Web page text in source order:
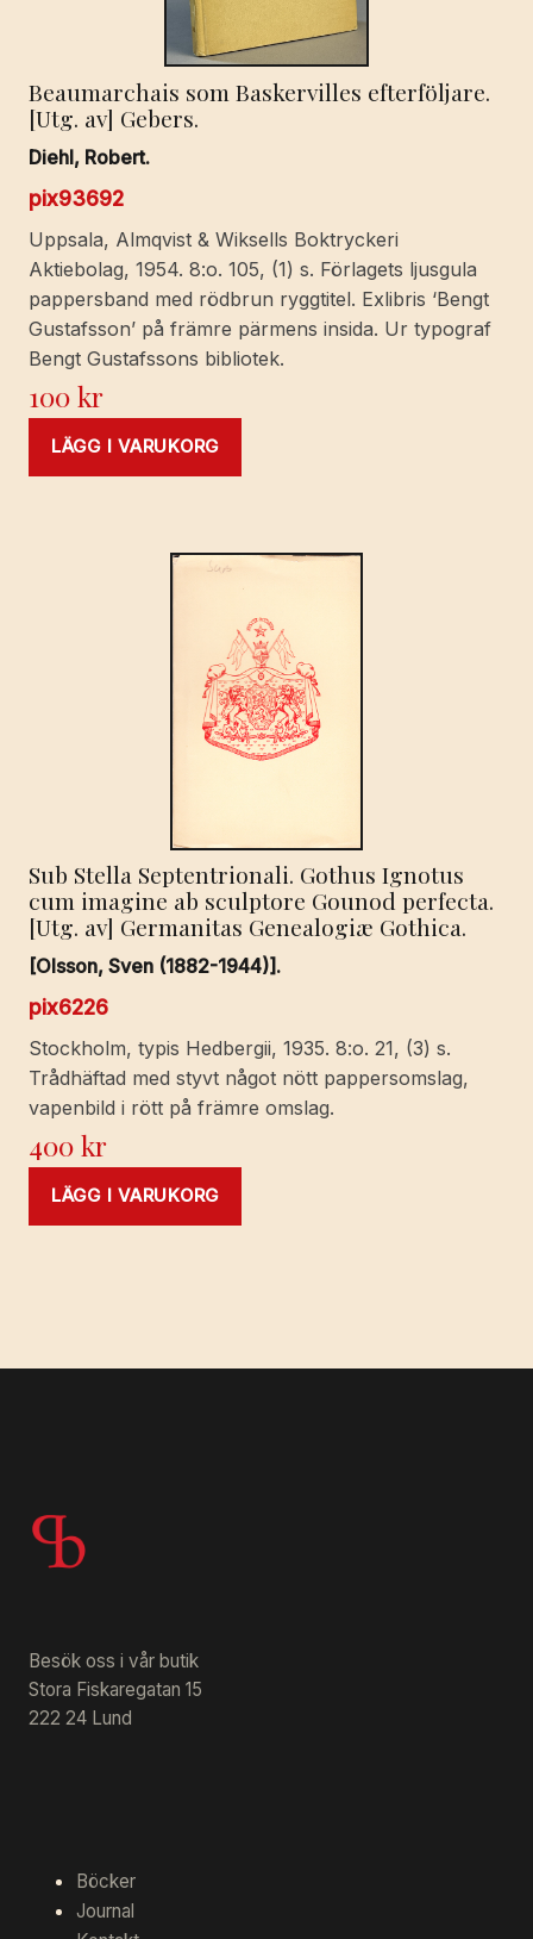
Beaumarchais som Baskervilles efterföljare.
[Utg. av] Gebers.
Diehl, Robert.
pix93692
Uppsala, Almqvist & Wiksells Boktryckeri
Aktiebolag, 1954. 8:o. 105, (1) s. Förlagets ljusgula
pappersband med rödbrun ryggtitel. Exlibris ‘Bengt
Gustafsson’ på främre pärmens insida. Ur typograf
Bengt Gustafssons bibliotek.
100kr
LÄGG I VARUKORG
Sub Stella Septentrionali. Gothus Ignotus
cum imagine ab sculptore Gounod perfecta.
[Utg. av] Germanitas Genealogiæ Gothica.
[Olsson, Sven (1882-1944)].
pix6226
Stockholm, typis Hedbergii, 1935. 8:o. 21, (3) s.
Trådhäftad med styvt något nött pappersomslag,
vapenbild i rött på främre omslag.
400kr
LÄGG I VARUKORG
Besök oss i vår butik
Stora Fiskaregatan 15
222 24 Lund
Böcker
Journal